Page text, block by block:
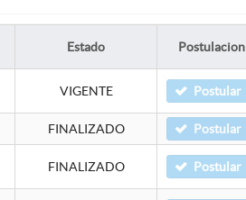
Estado Postulacion
VIGENTE Postular
FINALIZADO Postular
FINALIZADO Postular